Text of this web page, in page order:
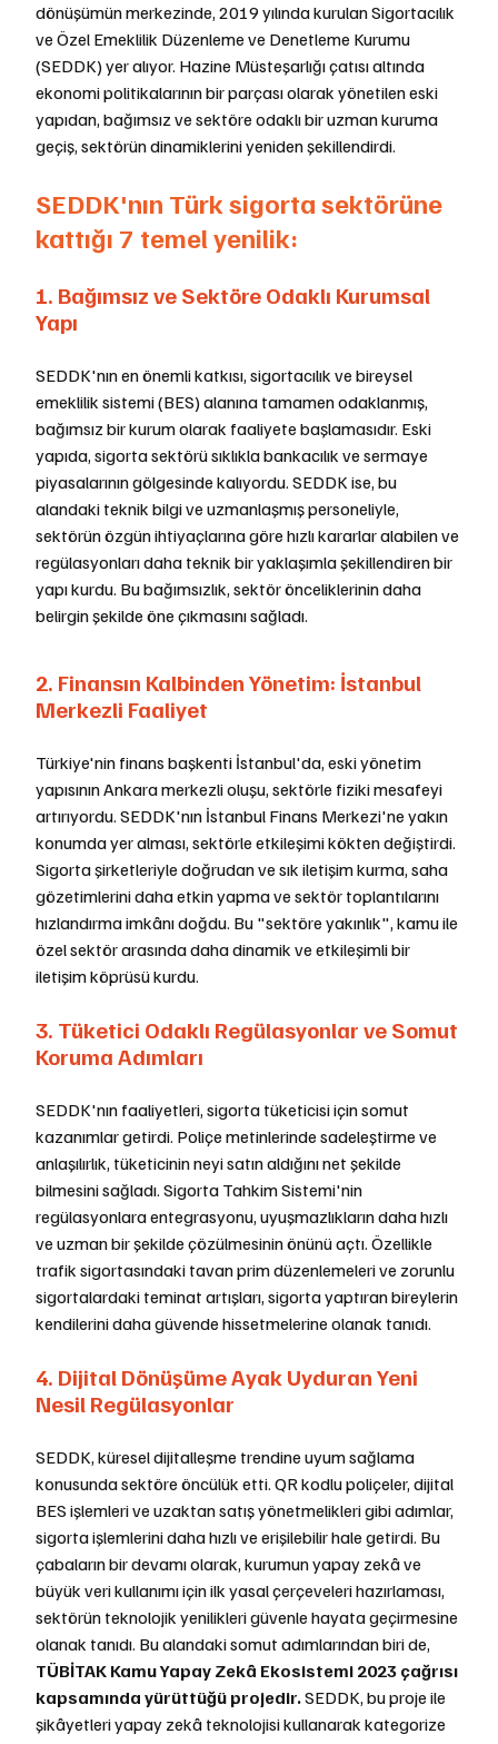
dönüşümün merkezinde, 2019 yılında kurulan Sigortacılık
ve Özel Emeklilik Düzenleme ve Denetleme Kurumu
(SEDDK) yer alıyor. Hazine Müsteşarlığı çatısı altında
ekonomi politikalarının bir parçası olarak yönetilen eski
yapıdan, bağımsız ve sektöre odaklı bir uzman kuruma
geçiş, sektörün dinamiklerini yeniden şekillendirdi.
SEDDK'nın Türk sigorta sektörüne
kattığı 7 temel yenilik:
1. Bağımsız ve Sektöre Odaklı Kurumsal
Yapı
SEDDK'nın en önemli katkısı, sigortacılık ve bireysel
emeklilik sistemi (BES) alanına tamamen odaklanmış,
bağımsız bir kurum olarak faaliyete başlamasıdır. Eski
yapıda, sigorta sektörü sıklıkla bankacılık ve sermaye
piyasalarının gölgesinde kalıyordu. SEDDK ise, bu
alandaki teknik bilgi ve uzmanlaşmış personeliyle,
sektörün özgün ihtiyaçlarına göre hızlı kararlar alabilen ve
regülasyonları daha teknik bir yaklaşımla şekillendiren bir
yapı kurdu. Bu bağımsızlık, sektör önceliklerinin daha
belirgin şekilde öne çıkmasını sağladı.
2. Finansın Kalbinden Yönetim: İstanbul
Merkezli Faaliyet
Türkiye'nin finans başkenti İstanbul'da, eski yönetim
yapısının Ankara merkezli oluşu, sektörle fiziki mesafeyi
artırıyordu. SEDDK'nın İstanbul Finans Merkezi'ne yakın
konumda yer alması, sektörle etkileşimi kökten değiştirdi.
Sigorta şirketleriyle doğrudan ve sık iletişim kurma, saha
gözetimlerini daha etkin yapma ve sektör toplantılarını
hızlandırma imkânı doğdu. Bu "sektöre yakınlık", kamu ile
özel sektör arasında daha dinamik ve etkileşimli bir
iletişim köprüsü kurdu.
3. Tüketici Odaklı Regülasyonlar ve Somut
Koruma Adımları
SEDDK'nın faaliyetleri, sigorta tüketicisi için somut
kazanımlar getirdi. Poliçe metinlerinde sadeleştirme ve
anlaşılırlık, tüketicinin neyi satın aldığını net şekilde
bilmesini sağladı. Sigorta Tahkim Sistemi'nin
regülasyonlara entegrasyonu, uyuşmazlıkların daha hızlı
ve uzman bir şekilde çözülmesinin önünü açtı. Özellikle
trafik sigortasındaki tavan prim düzenlemeleri ve zorunlu
sigortalardaki teminat artışları, sigorta yaptıran bireylerin
kendilerini daha güvende hissetmelerine olanak tanıdı.
4. Dijital Dönüşüme Ayak Uyduran Yeni
Nesil Regülasyonlar
SEDDK, küresel dijitalleşme trendine uyum sağlama
konusunda sektöre öncülük etti. QR kodlu poliçeler, dijital
BES işlemleri ve uzaktan satış yönetmelikleri gibi adımlar,
sigorta işlemlerini daha hızlı ve erişilebilir hale getirdi. Bu
çabaların bir devamı olarak, kurumun yapay zekâ ve
büyük veri kullanımı için ilk yasal çerçeveleri hazırlaması,
sektörün teknolojik yenilikleri güvenle hayata geçirmesine
olanak tanıdı. Bu alandaki somut adımlarından biri de,
TÜBİTAK Kamu Yapay Zekâ Ekosistemi 2023 çağrısı
kapsamında yürüttüğü projedir. SEDDK, bu proje ile
şikâyetleri yapay zekâ teknolojisi kullanarak kategorize